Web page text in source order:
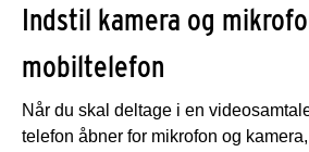
Indstil kamera og
mobiltelefon
Når du skal deltage i en
telefon åbner for mikrofon og